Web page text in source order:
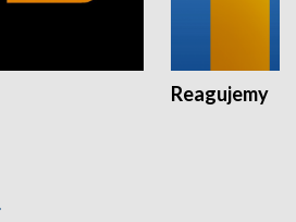
Reagujemy